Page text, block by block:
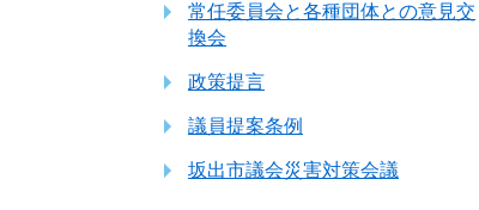
常任委員会と各種団体との意見交
換会
政策提言
議員提案条例
坂出市議会災害対策会議